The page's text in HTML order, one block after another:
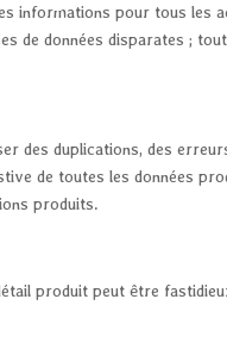
informations pour tous les
de données disparates ;
des duplications, des
de toutes les données
produits.
produit peut être